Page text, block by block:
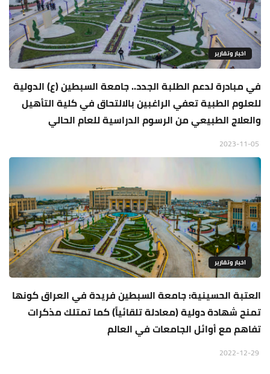
اخبار وتقارير
في مبادرة لدعم الطلبة الجدد.. جامعة السبطين (ع) الدولية
للعلوم الطبية تعفي الراغبين بالالتحاق في كلية التأهيل
والعلاج الطبيعي من الرسوم الدراسية للعام الحالي
اخبار وتقارير
العتبة الحسينية: جامعة السبطين فريدة في العراق كونها
تمنح شهادة دولية (معادلة تلقائياً) كما تمتلك مذكرات
تفاهم مع أوائل الجامعات في العالم